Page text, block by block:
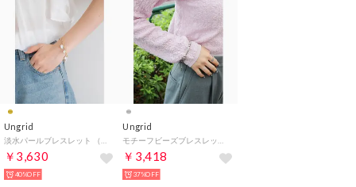
Ungrid
￥3,630
40%OFF
Ungrid
￥3,418
37%OFF